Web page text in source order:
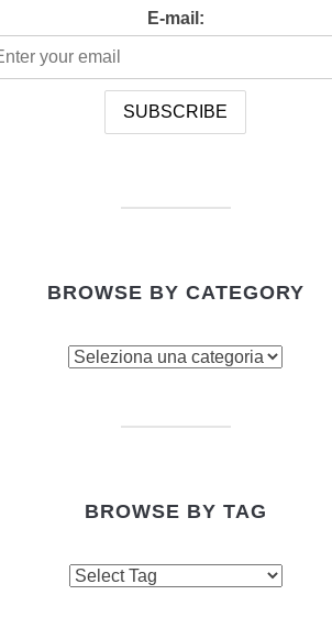
E-mail:
BROWSE BY CATEGORY
BROWSE BY TAG